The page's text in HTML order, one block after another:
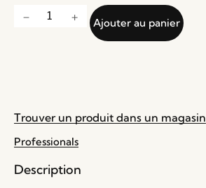
Ajouter au panier
Trouver un produit dans un magasin
Professionals
Description